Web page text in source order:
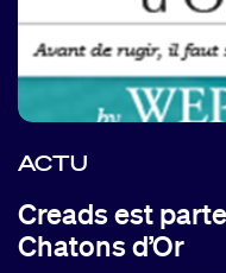
ACTU
Creads est
Chatons d’Or